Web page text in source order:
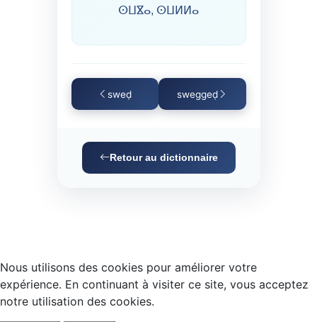
ⵙⵡⴵⴰ, ⵙⵡⵍⵍⴰ
sweḍ sweggeḍ
Retour au dictionnaire
Nous utilisons des cookies pour améliorer votre
expérience. En continuant à visiter ce site, vous acceptez
notre utilisation des cookies.